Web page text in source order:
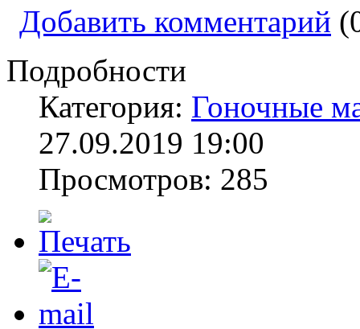
Добавить комментарий
Подробности
Категория: Гоночные
27.09.2019 19:00
Просмотров: 285